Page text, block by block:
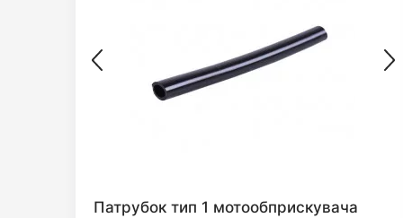
Патрубок тип 1 мотообприскувача